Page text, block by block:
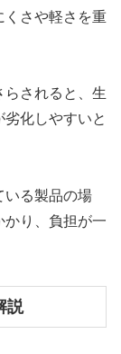
くさや軽さを重
らされると、生
化しやすいと
いる製品の場
かり、負担が一
説